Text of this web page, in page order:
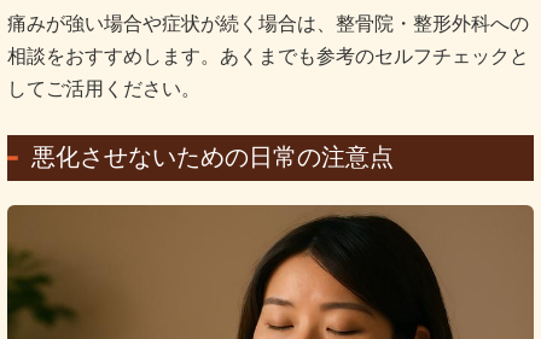
痛みが強い場合や症状が続く場合は、整骨院・整形外科への
相談をおすすめします。あくまでも参考のセルフチェックと
してご活用ください。
悪化させないための日常の注意点